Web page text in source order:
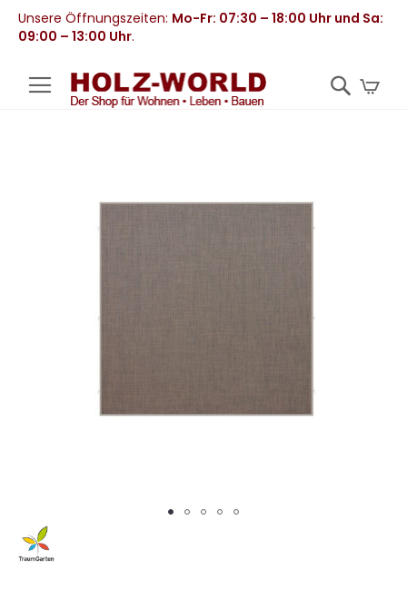
Unsere Öffnungszeiten: Mo-Fr: 07:30 – 18:00 Uhr und Sa:
09:00 – 13:00 Uhr.
Zum
Anfang